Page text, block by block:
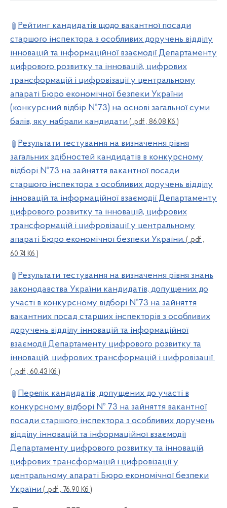
Рейтинг кандидатів щодо вакантної посади
старшого інспектора з особливих доручень відділу
інновацій та інформаційної взаємодії Департаменту
цифрового розвитку та інновацій, цифрових
трансформацій і цифровізації у центральному
апараті Бюро економічної безпеки України
(конкурсний відбір №73) на основі загальної суми
балів, яку набрали кандидати ( .pdf , 86.08 Кб )
Результати тестування на визначення рівня
загальних здібностей кандидатів в конкурсному
відборі №73 на зайняття вакантної посади
старшого інспектора з особливих доручень відділу
інновацій та інформаційної взаємодії Департаменту
цифрового розвитку та інновацій, цифрових
трансформацій і цифровізації у центральному
апараті Бюро економічної безпеки України. ( .pdf ,
60.74 Кб )
Результати тестування на визначення рівня знань
законодавства України кандидатів, допущених до
участі в конкурсному відборі №73 на зайняття
вакантних посад старших інспекторів з особливих
доручень відділу інновацій та інформаційної
взаємодії Департаменту цифрового розвитку та
інновацій, цифрових трансформацій і цифровізації
( .pdf , 60.43 Кб )
Перелік кандидатів, допущених до участі в
конкурсному відборі № 73 на зайняття вакантної
посади старшого інспектора з особливих доручень
відділу інновацій та інформаційної взаємодії
Департаменту цифрового розвитку та інновацій,
цифрових трансформацій і цифровізації у
центральному апараті Бюро економічної безпеки
України ( .pdf , 76.90 Кб )